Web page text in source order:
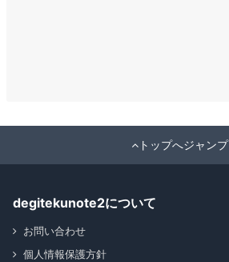
トップへジャンプ
degitekunote2について
お問い合わせ
個人情報保護方針